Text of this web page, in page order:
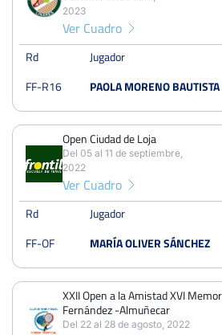
XI Open Tenis Femenino
Del 24 al 30 de abril, 2023
Tierra
Open Ciudad de Loja
Del 05 al 11 de septiembre, 2022
Octavos
XXII Open a la Amistad XVI
Almuñecar
Octavos
XLIV Copa Presidente Club Figueroa
2023
Ver Cuadro
Rd Jugador
FF-R16
PAOLA MORENO BAUTISTA
Open Ciudad de Loja
Del 05 al 11 de septiembre,
2022
Ver Cuadro
Rd Jugador
FF-OF
MARÍA OLIVER SÁNCHEZ
XXII Open a la Amistad XVI
Fernández -Almuñecar
Del 22 al 28 de agosto, 2022